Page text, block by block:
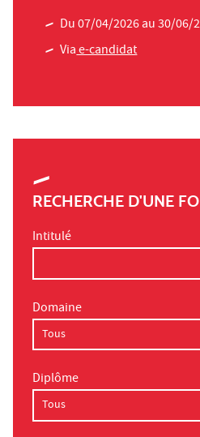
Du 07/04/2026 au 30/06/
Viae-candidat
RECHERCHE D'UNE
Intitulé
Domaine
Diplôme